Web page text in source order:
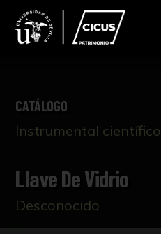
CATÁLOGO
Instrumental científico
Llave De Vidrio
Desconocido